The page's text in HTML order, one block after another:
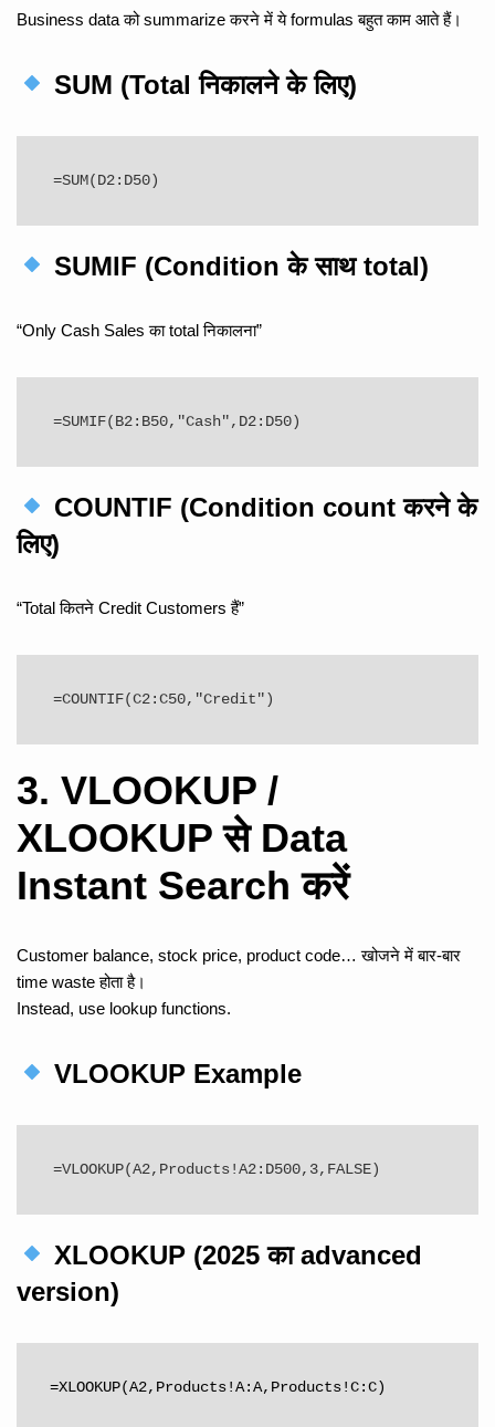
Business data को summarize करने में ये formulas बहुत काम आते हैं।
SUM (Total निकालने के लिए)
SUMIF (Condition के साथ total)
“Only Cash Sales का total निकालना”
COUNTIF (Condition count करने के
लिए)
“Total कितने Credit Customers हैं”
=COUNTIF(C2:C50,"Credit")
3. VLOOKUP /
XLOOKUP से Data
Instant Search करें
Customer balance, stock price, product code… खोजने में बार-बार
time waste होता है।
Instead, use lookup functions.
VLOOKUP Example
XLOOKUP (2025 का advanced
version)
=XLOOKUP(A2,Products!A:A,Products!C:C)